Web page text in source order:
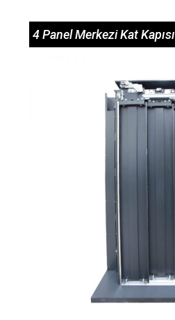
4 Panel Merkezi Kat Kapısı